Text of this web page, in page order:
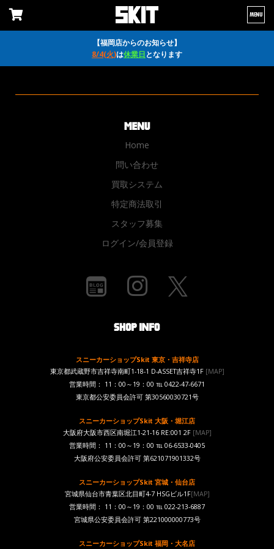
【福岡店からのお知らせ】
8/4(火)は休業日となります
MENU
Home
問い合わせ
買取システム
特定商法取引
スタッフ募集
ログイン/会員登録
スニーカーショップSkit 東京・吉祥寺店
東京都武蔵野市吉祥寺南町1-18-1 D-ASSET吉祥寺1F [MAP]
営業時間： 11：00～19：00 ℡ 0422-47-6671
東京都公安委員会許可 第30560030721号
スニーカーショップSkit 大阪・堀江店
大阪府大阪市西区南堀江1-21-16 RE:001 2F[MAP]
営業時間： 11：00～19：00 ℡ 06-6533-0405
大阪府公安委員会許可 第621071901332号
スニーカーショップSkit 宮城・仙台店
宮城県仙台市青葉区北目町4-7 HSGビル1F[MAP]
営業時間： 11：00～19：00 ℡ 022-213-6887
宮城県公安委員会許可 第221000000773号
スニーカーショップSkit 福岡・大名店